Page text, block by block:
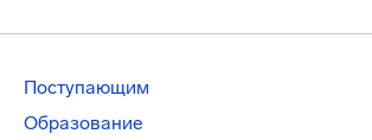
Поступающим
Образование